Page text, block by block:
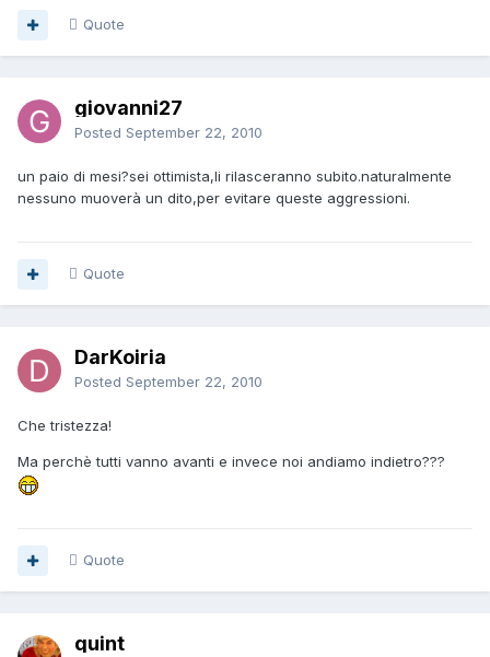
Quote
giovanni27
Posted September 22, 2010
un paio di mesi?sei ottimista,li rilasceranno subito.naturalmente
nessuno muoverà un dito,per evitare queste aggressioni.
Quote
DarKoiria
Posted September 22, 2010
Che tristezza!
Ma perchè tutti vanno avanti e invece noi andiamo indietro???
Quote
quint